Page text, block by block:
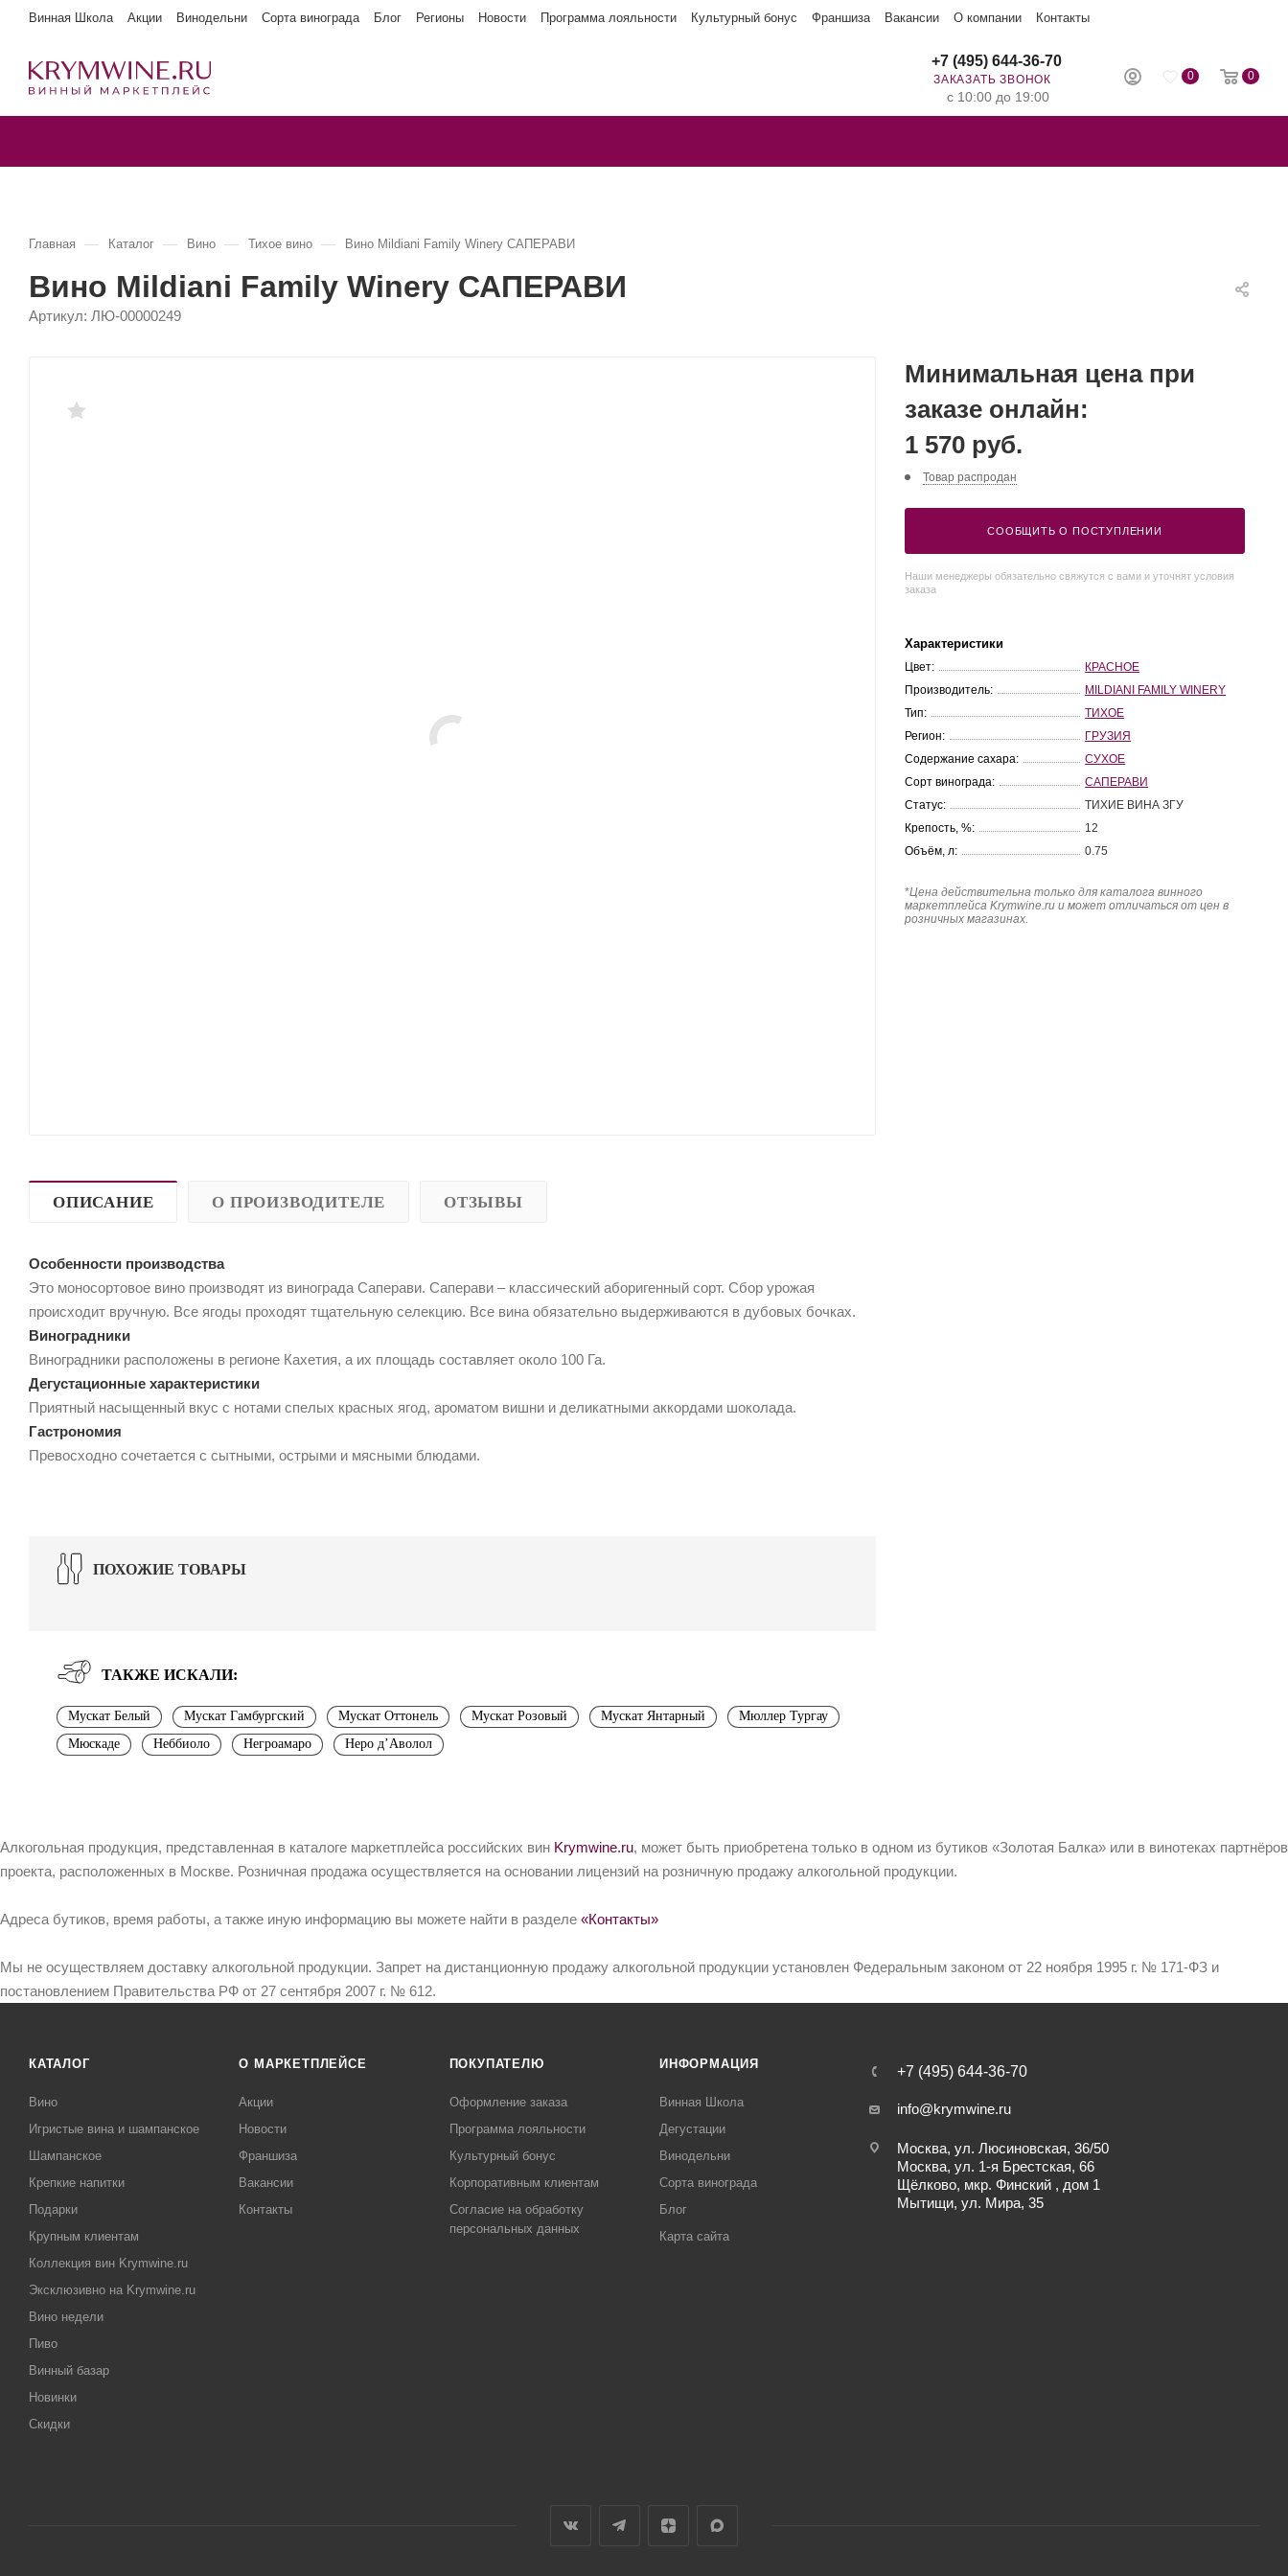
Винная Школа Акции Винодельни Сорта винограда Блог Регионы Новости Программа лояльности Культурный бонус Франшиза Вакансии О компании Контакты
0 0
+7 (495) 644-36-70
ЗАКАЗАТЬ ЗВОНОК
с 10:00 до 19:00
Главная — Каталог — Вино — Тихое вино — Вино Mildiani Family Winery САПЕРАВИ
Вино Mildiani Family Winery САПЕРАВИ
Артикул: ЛЮ-00000249
ОПИСАНИЕ О ПРОИЗВОДИТЕЛЕ ОТЗЫВЫ
Особенности производства
Это моносортовое вино производят из винограда Саперави. Саперави – классический аборигенный сорт. Сбор урожая
происходит вручную. Все ягоды проходят тщательную селекцию. Все вина обязательно выдерживаются в дубовых бочках.
Виноградники
Виноградники расположены в регионе Кахетия, а их площадь составляет около 100 Га.
Дегустационные характеристики
Приятный насыщенный вкус с нотами спелых красных ягод, ароматом вишни и деликатными аккордами шоколада.
Гастрономия
Превосходно сочетается с сытными, острыми и мясными блюдами.
ПОХОЖИЕ ТОВАРЫ
ТАКЖЕ ИСКАЛИ:
Мускат Белый Мускат Гамбургский Мускат Оттонель Мускат Розовый Мускат Янтарный
Мюллер Тургау
Мюскаде
Неббиоло Негроамаро Неро д’Аволол
Минимальная цена при
заказе онлайн:
1 570 руб.
Товар распродан
СООБЩИТЬ О ПОСТУПЛЕНИИ
Наши менеджеры обязательно свяжутся с вами и уточнят условия
заказа
Характеристики
Цвет:
КРАСНОЕ
Производитель:
MILDIANI FAMILY WINERY
Тип:
ТИХОЕ
Регион:
ГРУЗИЯ
Содержание сахара:
СУХОЕ
Сорт винограда:
САПЕРАВИ
Статус:
ТИХИЕ ВИНА ЗГУ
Крепость, %:
12
Объём, л:
0.75
*Цена действительна только для каталога винного
маркетплейса Krymwine.ru и может отличаться от цен в
розничных магазинах.
Алкогольная продукция, представленная в каталоге маркетплейса российских вин Krymwine.ru, может быть приобретена только в одном из бутиков «Золотая Балка» или в винотеках партнёров
проекта, расположенных в Москве. Розничная продажа осуществляется на основании лицензий на розничную продажу алкогольной продукции.
Адреса бутиков, время работы, а также иную информацию вы можете найти в разделе «Контакты»
Мы не осуществляем доставку алкогольной продукции. Запрет на дистанционную продажу алкогольной продукции установлен Федеральным законом от 22 ноября 1995 г. № 171-ФЗ и
постановлением Правительства РФ от 27 сентября 2007 г. № 612.
КАТАЛОГ
Вино
Игристые вина и шампанское
Шампанское
Крепкие напитки
Подарки
Крупным клиентам
Коллекция вин Krymwine.ru
Эксклюзивно на Krymwine.ru
Вино недели
Пиво
Винный базар
Новинки
Скидки
О МАРКЕТПЛЕЙСЕ
Акции
Новости
Франшиза
Вакансии
Контакты
ПОКУПАТЕЛЮ
Оформление заказа
Программа лояльности
Культурный бонус
Корпоративным клиентам
Согласие на обработку
персональных данных
ИНФОРМАЦИЯ
Винная Школа
Дегустации
Винодельни
Сорта винограда
Блог
Карта сайта
+7 (495) 644-36-70
info@krymwine.ru
Москва, ул. Люсиновская, 36/50
Москва, ул. 1-я Брестская, 66
Щёлково, мкр. Финский , дом 1
Мытищи, ул. Мира, 35